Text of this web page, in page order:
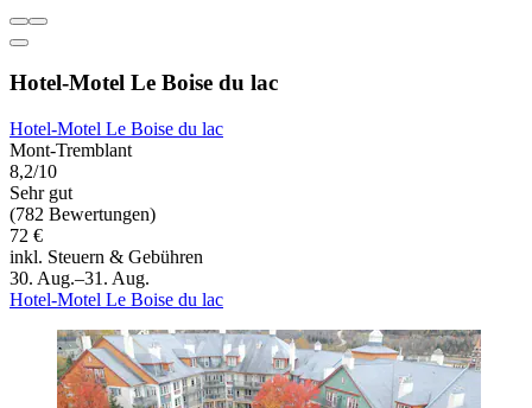
Hotel-Motel Le Boise du lac
Hotel-Motel Le Boise du lac
Mont-Tremblant
8,2/10
Sehr gut
(782 Bewertungen)
72 €
inkl. Steuern & Gebühren
30. Aug.–31. Aug.
Hotel-Motel Le Boise du lac